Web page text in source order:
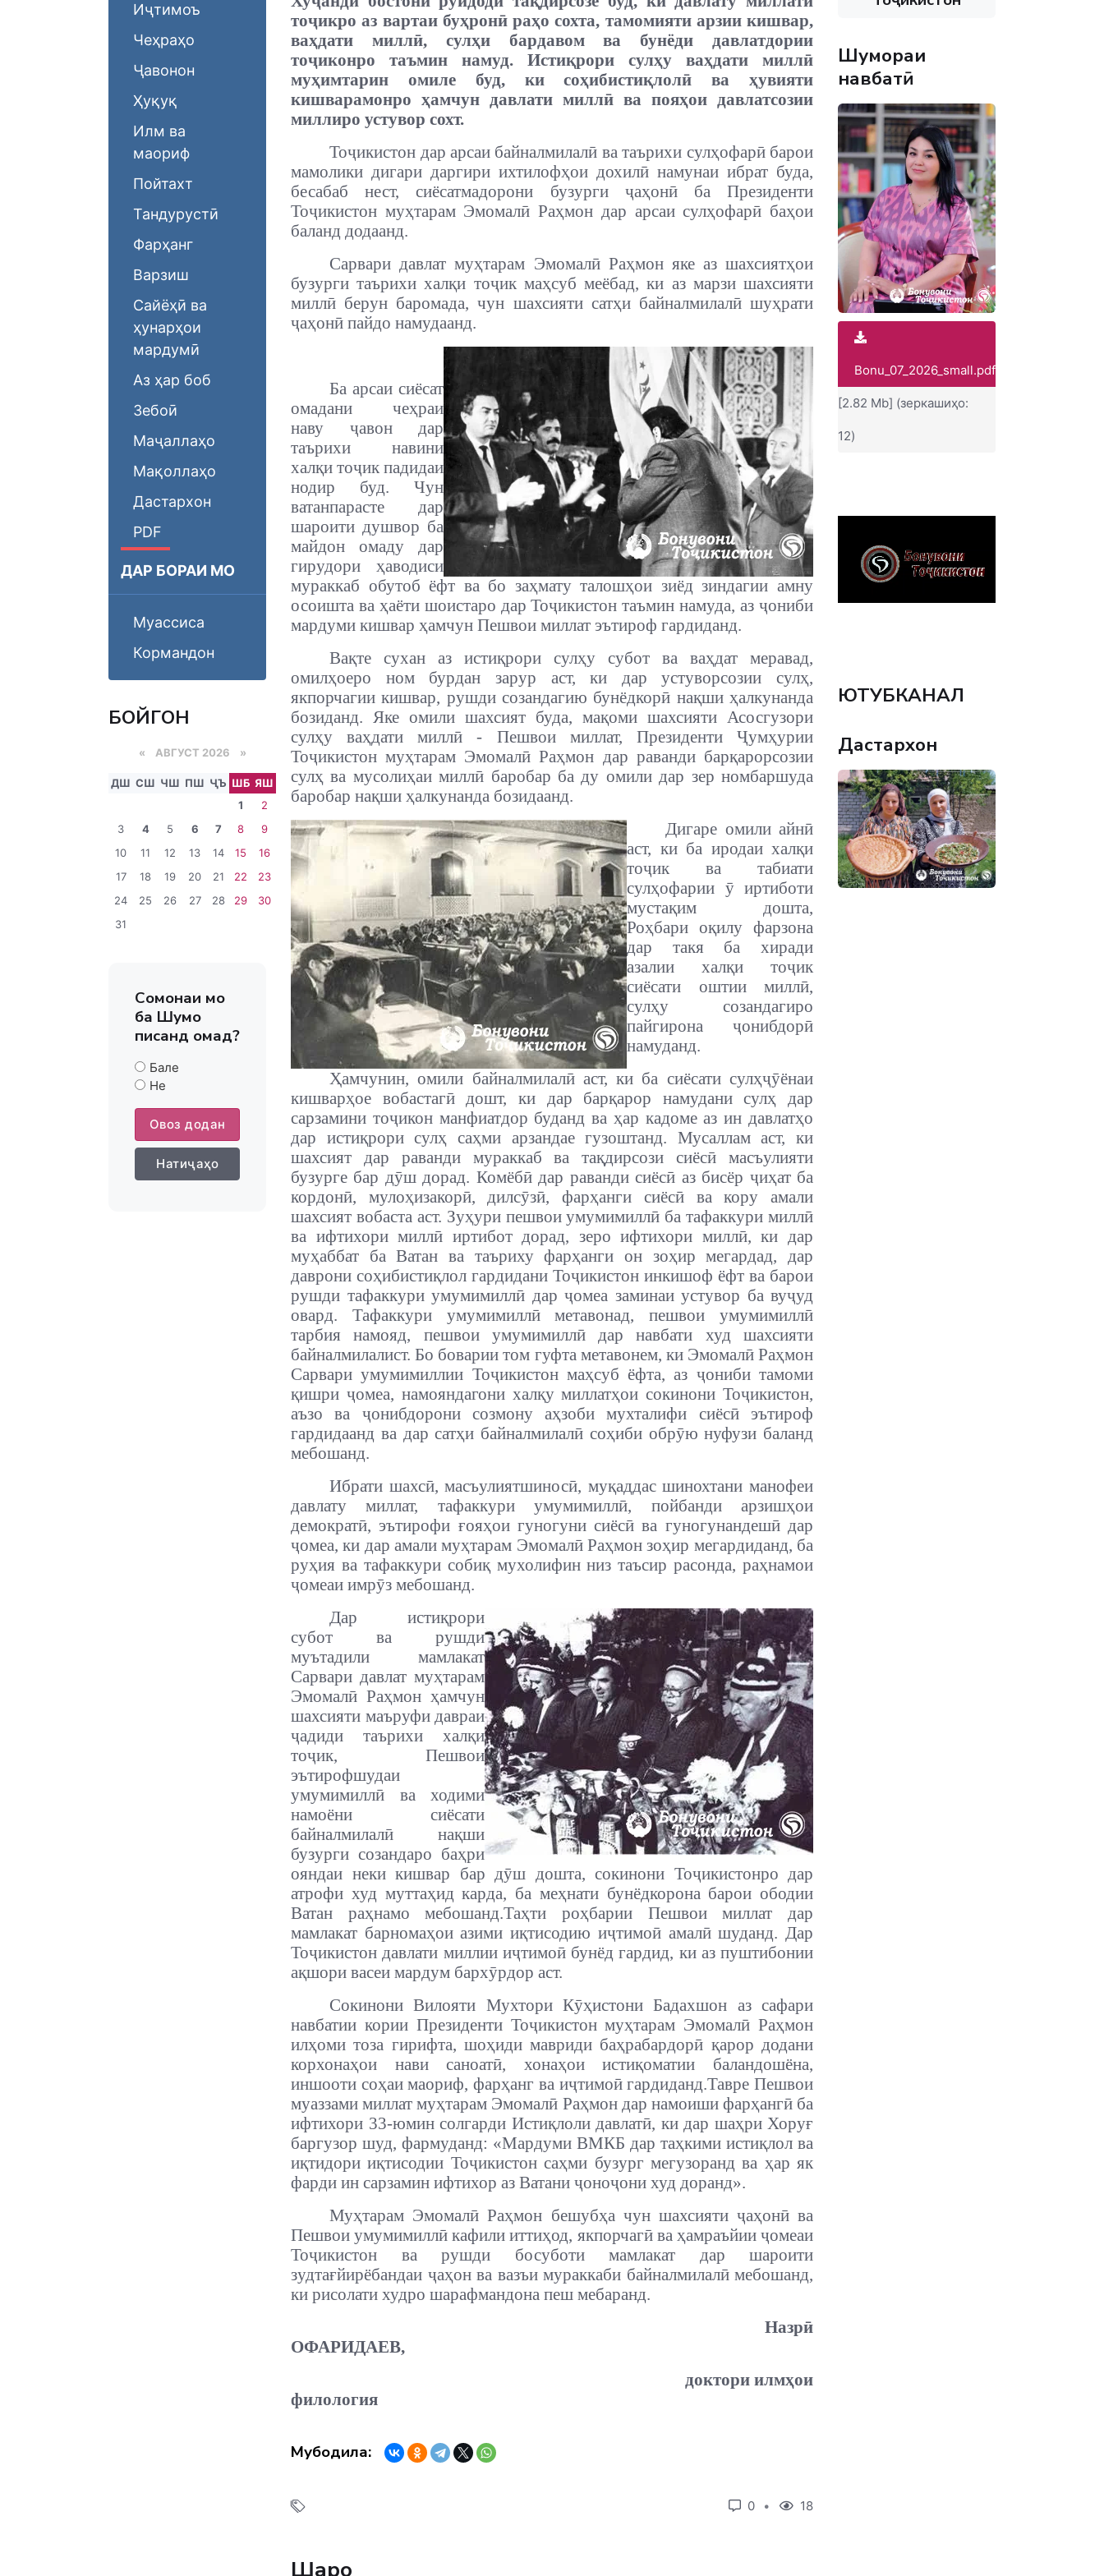
Иҷтимоъ
Чеҳраҳо
Ҷавонон
Ҳуқуқ
Илм ва
маориф
Пойтахт
Тандурустӣ
Фарҳанг
Варзиш
Сайёҳӣ ва
ҳунарҳои
мардумӣ
Аз ҳар боб
Зебоӣ
Маҷаллаҳо
Мақоллаҳо
Дастархон
PDF
ДАР БОРАИ МО
Муассиса
Кормандон
БОЙГОНӢ
« АВГУСТ 2026 »
ДШ СШ ЧШ ПШ ҶЪ ШБ ЯШ
1
2
3
4 5 6 7 8
9
10
11 12 13 14 15
16
17
18 19 20 21 22
23
24
25 26 27 28 29
30
31
Сомонаи мо
ба Шумо
писанд омад?
Бале
Не
Овоз додан
Натиҷаҳо
тоҷикро аз вартаи буҳронӣ раҳо сохта, тамомияти арзии кишвар,
ваҳдати миллӣ, сулҳи бардавом ва бунёди давлатдории
тоҷиконро таъмин намуд. Истиқрори сулҳу ваҳдати миллӣ
муҳимтарин омиле буд, ки соҳибистиқлолӣ ва ҳувияти
кишварамонро ҳамчун давлати миллӣ ва пояҳои давлатсозии
миллиро устувор сохт.
Тоҷикистон дар арсаи байналмилалӣ ва таърихи сулҳофарӣ барои
мамолики дигари даргири ихтилофҳои дохилӣ намунаи ибрат буда,
бесабаб нест, сиёсатмадорони бузурги ҷаҳонӣ ба Президенти
Тоҷикистон муҳтарам Эмомалӣ Раҳмон дар арсаи сулҳофарӣ баҳои
баланд додаанд.
Сарвари давлат муҳтарам Эмомалӣ Раҳмон яке аз шахсиятҳои
бузурги таърихи халқи тоҷик маҳсуб меёбад, ки аз марзи шахсияти
миллӣ берун баромада, чун шахсияти сатҳи байналмилалӣ шуҳрати
ҷаҳонӣ пайдо намудаанд.
Ба арсаи сиёсат
омадани чеҳраи
наву ҷавон дар
таърихи навини
халқи тоҷик падидаи
нодир буд. Чун
ватанпарасте дар
шароити душвор ба
майдон омаду дар
гирудори ҳаводиси
мураккаб обутоб ёфт ва бо заҳмату талошҳои зиёд зиндагии амну
осоишта ва ҳаёти шоистаро дар Тоҷикистон таъмин намуда, аз ҷониби
мардуми кишвар ҳамчун Пешвои миллат эътироф гардиданд.
Вақте сухан аз истиқрори сулҳу субот ва ваҳдат меравад,
омилҳоеро ном бурдан зарур аст, ки дар устуворсозии сулҳ,
якпорчагии кишвар, рушди созандагию бунёдкорӣ нақши ҳалкунанда
бозиданд. Яке омили шахсият буда, мақоми шахсияти Асосгузори
сулҳу ваҳдати миллӣ - Пешвои миллат, Президенти Ҷумҳурии
Тоҷикистон муҳтарам Эмомалӣ Раҳмон дар раванди барқарорсозии
сулҳ ва мусолиҳаи миллӣ баробар ба ду омили дар зер номбаршуда
баробар нақши ҳалкунанда бозидаанд.
Дигаре омили айнӣ
аст, ки ба иродаи халқи
тоҷик ва табиати
сулҳофарии ӯ иртиботи
мустақим дошта,
Роҳбари оқилу фарзона
дар такя ба хиради
азалии халқи тоҷик
сиёсати оштии миллӣ,
сулҳу созандагиро
пайгирона ҷонибдорӣ
намуданд.
Ҳамчунин, омили байналмилалӣ аст, ки ба сиёсати сулҳҷӯёнаи
кишварҳое вобастагӣ дошт, ки дар барқарор намудани сулҳ дар
сарзамини тоҷикон манфиатдор буданд ва ҳар кадоме аз ин давлатҳо
дар истиқрори сулҳ саҳми арзандае гузоштанд. Мусаллам аст, ки
шахсият дар раванди мураккаб ва тақдирсози сиёсӣ масъулияти
бузурге бар дӯш дорад. Комёбӣ дар раванди сиёсӣ аз бисёр ҷиҳат ба
кордонӣ, мулоҳизакорӣ, дилсӯзӣ, фарҳанги сиёсӣ ва кору амали
шахсият вобаста аст. Зуҳури пешвои умумимиллӣ ба тафаккури миллӣ
ва ифтихори миллӣ иртибот дорад, зеро ифтихори миллӣ, ки дар
муҳаббат ба Ватан ва таъриху фарҳанги он зоҳир мегардад, дар
даврони соҳибистиқлол гардидани Тоҷикистон инкишоф ёфт ва барои
рушди тафаккури умумимиллӣ дар ҷомеа заминаи устувор ба вуҷуд
овард. Тафаккури умумимиллӣ метавонад, пешвои умумимиллӣ
тарбия намояд, пешвои умумимиллӣ дар навбати худ шахсияти
байналмилалист. Бо боварии том гуфта метавонем, ки Эмомалӣ Раҳмон
Сарвари умумимиллии Тоҷикистон маҳсуб ёфта, аз ҷониби тамоми
қишри ҷомеа, намояндагони халқу миллатҳои сокинони Тоҷикистон,
аъзо ва ҷонибдорони созмону аҳзоби мухталифи сиёсӣ эътироф
гардидаанд ва дар сатҳи байналмилалӣ соҳиби обрӯю нуфузи баланд
мебошанд.
Ибрати шахсӣ, масъулиятшиносӣ, муқаддас шинохтани манофеи
давлату миллат, тафаккури умумимиллӣ, пойбанди арзишҳои
демократӣ, эътирофи ғояҳои гуногуни сиёсӣ ва гуногунандешӣ дар
ҷомеа, ки дар амали муҳтарам Эмомалӣ Раҳмон зоҳир мегардиданд, ба
руҳия ва тафаккури собиқ мухолифин низ таъсир расонда, раҳнамои
ҷомеаи имрӯз мебошанд.
Дар истиқрори
субот ва рушди
муътадили мамлакат
Сарвари давлат муҳтарам
Эмомалӣ Раҳмон ҳамчун
шахсияти маъруфи давраи
ҷадиди таърихи халқи
тоҷик, Пешвои
эътирофшудаи
умумимиллӣ ва ходими
намоёни сиёсати
байналмилалӣ нақши
бузурги созандаро баҳри
ояндаи неки кишвар бар дӯш дошта, сокинони Тоҷикистонро дар
атрофи худ муттаҳид карда, ба меҳнати бунёдкорона барои ободии
Ватан раҳнамо мебошанд.Таҳти роҳбарии Пешвои миллат дар
мамлакат барномаҳои азими иқтисодию иҷтимоӣ амалӣ шуданд. Дар
Тоҷикистон давлати миллии иҷтимоӣ бунёд гардид, ки аз пуштибонии
ақшори васеи мардум бархӯрдор аст.
Сокинони Вилояти Мухтори Кӯҳистони Бадахшон аз сафари
навбатии кории Президенти Тоҷикистон муҳтарам Эмомалӣ Раҳмон
илҳоми тоза гирифта, шоҳиди мавриди баҳрабардорӣ қарор додани
корхонаҳои нави саноатӣ, хонаҳои истиқоматии баландошёна,
иншооти соҳаи маориф, фарҳанг ва иҷтимоӣ гардиданд.Тавре Пешвои
муаззами миллат муҳтарам Эмомалӣ Раҳмон дар намоиши фарҳангӣ ба
ифтихори 33-юмин солгарди Истиқлоли давлатӣ, ки дар шаҳри Хоруғ
баргузор шуд, фармуданд: «Мардуми ВМКБ дар таҳкими истиқлол ва
иқтидори иқтисодии Тоҷикистон саҳми бузург мегузоранд ва ҳар як
фарди ин сарзамин ифтихор аз Ватани ҷоноҷони худ доранд».
Муҳтарам Эмомалӣ Раҳмон бешубҳа чун шахсияти ҷаҳонӣ ва
Пешвои умумимиллӣ кафили иттиҳод, якпорчагӣ ва ҳамраъйии ҷомеаи
Тоҷикистон ва рушди босуботи мамлакат дар шароити
зудтағйирёбандаи ҷаҳон ва вазъи мураккаби байналмилалӣ мебошанд,
ки рисолати худро шарафмандона пеш мебаранд.
Назрӣ
ОФАРИДАЕВ,
доктори илмҳои
филология
Мубодила:
0 18
Шарҳҳо
Шумораи
навбатӣ
Bonu_07_2026_small.pdf
[2.82 Mb] (зеркашиҳо:
12)
ЮТУБКАНАЛ
Дастархон